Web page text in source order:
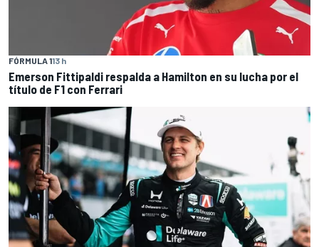
FÓRMULA 113 h
Emerson Fittipaldi respalda a Hamilton en su lucha por el
título de F1 con Ferrari